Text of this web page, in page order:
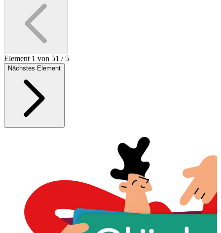
Element 1 von 51 / 5
Nächstes Element